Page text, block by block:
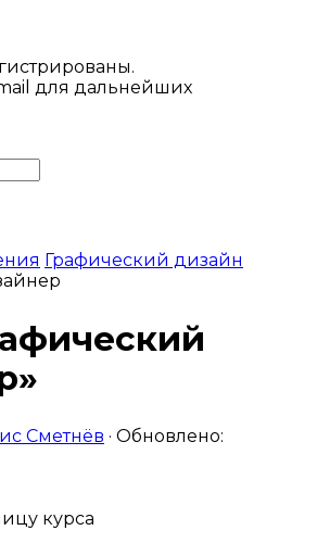
для дальнейших
Графический дизайн
Сметнёв · Обновлено:
курса